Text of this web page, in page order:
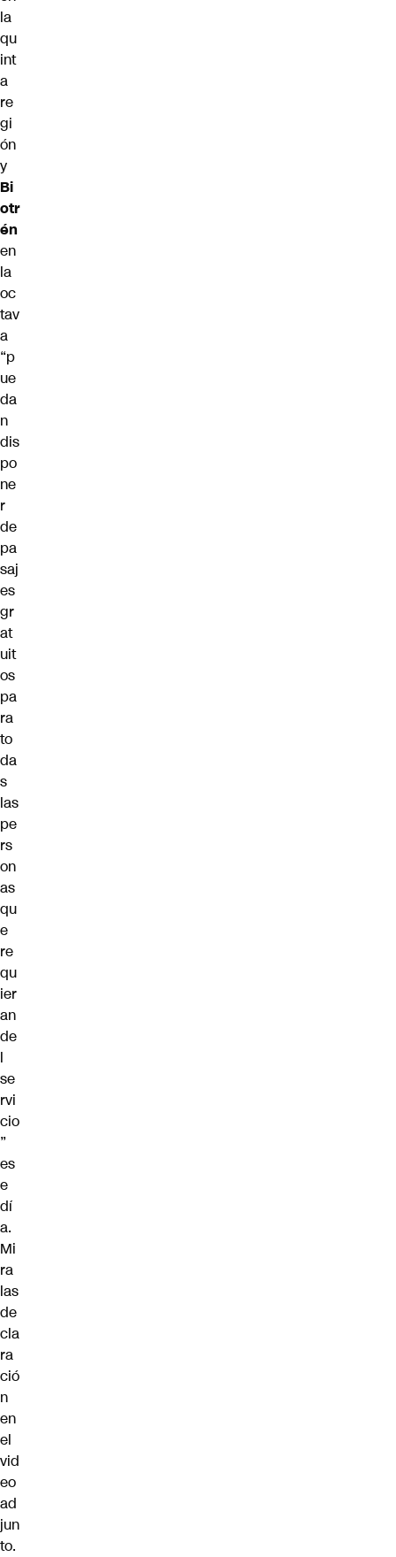
la
qu
int
a
re
gi
ón
y
Bi
otr
én
en
la
oc
tav
a
“p
ue
da
n
dis
po
ne
r
de
pa
saj
es
gr
at
uit
os
pa
ra
to
da
s
las
pe
rs
on
as
qu
e
re
qu
ier
an
de
l
se
rvi
cio
”
es
e
dí
a.
Mi
ra
las
de
cla
ra
ció
n
en
el
vid
eo
ad
jun
to.